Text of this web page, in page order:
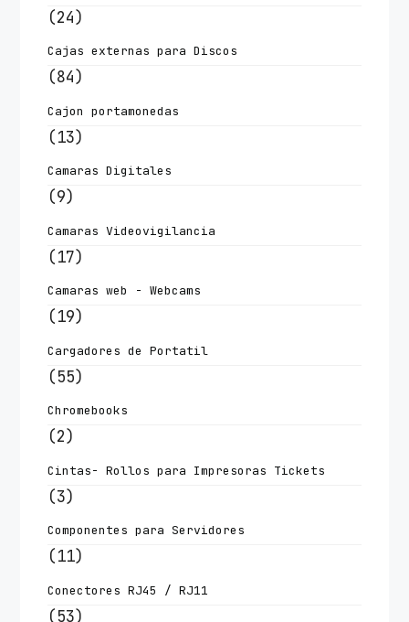
(24)
Cajas externas para Discos
(84)
Cajon portamonedas
(13)
Camaras Digitales
(9)
Camaras Videovigilancia
(17)
Camaras web - Webcams
(19)
Cargadores de Portatil
(55)
Chromebooks
(2)
Cintas- Rollos para Impresoras Tickets
(3)
Componentes para Servidores
(11)
Conectores RJ45 / RJ11
(53)